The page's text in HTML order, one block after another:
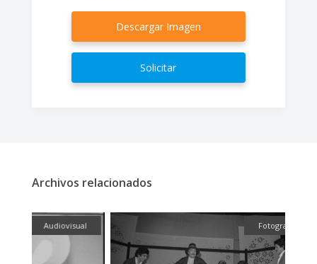
Descargar Imagen
Solicitar
Archivos relacionados